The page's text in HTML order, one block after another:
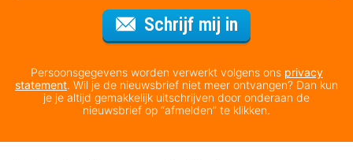
Schrijf mij in
Persoonsgegevens worden verwerkt volgens ons privacy
statement. Wil je de nieuwsbrief niet meer ontvangen? Dan kun
je je altijd gemakkelijk uitschrijven door onderaan de
nieuwsbrief op “afmelden” te klikken.